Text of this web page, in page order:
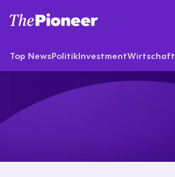
Top NewsPolitikInvestmentWirtschaft